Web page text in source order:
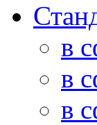
в
в
в